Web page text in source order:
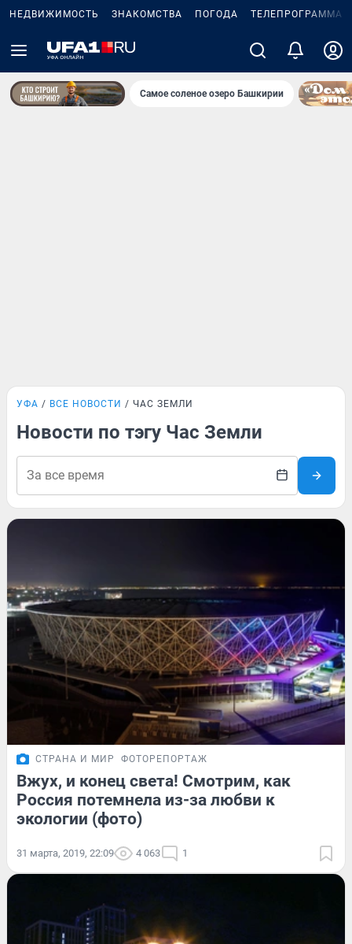
НЕДВИЖИМОСТЬ ЗНАКОМСТВА ПОГОДА ТЕЛЕПРОГРАММА
Самое соленое озеро Башкирии
УФА ВСЕ НОВОСТИ ЧАС ЗЕМЛИ
Новости по тэгу Час Земли
СТРАНА И МИР ФОТОРЕПОРТАЖ
Вжух, и конец света! Смотрим, как
Россия потемнела из-за любви к
экологии (фото)
31 марта, 2019, 22:09 4 063 1